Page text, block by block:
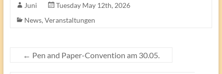
Juni
Tuesday May 12th, 2026
News, Veranstaltungen
← Pen and Paper-Convention am 30.05.